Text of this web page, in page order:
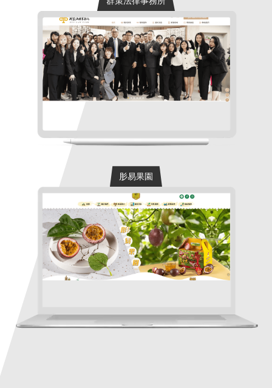
群策法律事務所
專案內容:全客製化品牌形象網站設計風格:
沉穩信任風建議客群:專業法律顧問與律師
事務所、企業···
肜易果園
肜易果園
專案內容:全客製化品牌形象網站設計風格:
清新自然風建議客群:生鮮水果零售業、食
品農產伴手禮···